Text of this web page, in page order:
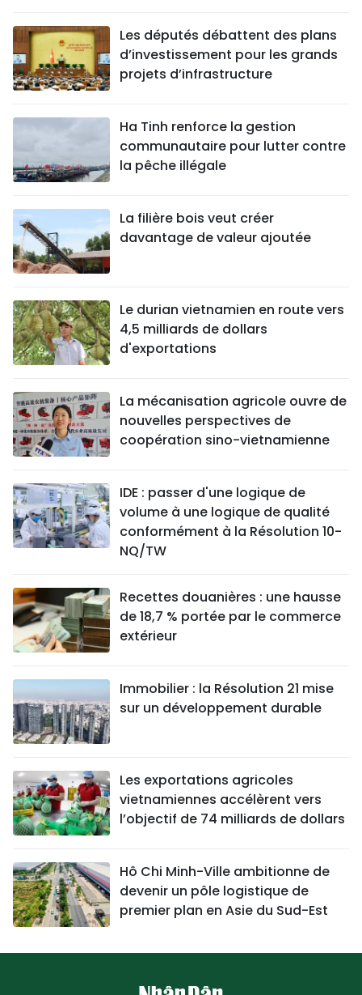
Les députés débattent des plans
d’investissement pour les grands
projets d’infrastructure
Ha Tinh renforce la gestion
communautaire pour lutter contre
la pêche illégale
La filière bois veut créer
davantage de valeur ajoutée
Le durian vietnamien en route vers
4,5 milliards de dollars
d'exportations
La mécanisation agricole ouvre de
nouvelles perspectives de
coopération sino-vietnamienne
IDE : passer d'une logique de
volume à une logique de qualité
conformément à la Résolution 10-
NQ/TW
Recettes douanières : une hausse
de 18,7 % portée par le commerce
extérieur
Immobilier : la Résolution 21 mise
sur un développement durable
Les exportations agricoles
vietnamiennes accélèrent vers
l’objectif de 74 milliards de dollars
Hô Chi Minh-Ville ambitionne de
devenir un pôle logistique de
premier plan en Asie du Sud-Est